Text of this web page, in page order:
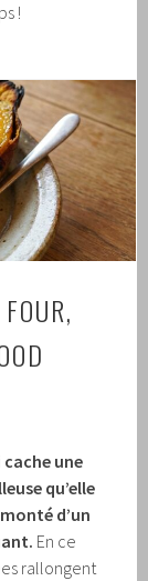
!
une
qu’elle
d’un
En ce
rallongent